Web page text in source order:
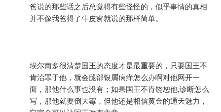
爸说的那些话之后总觉得有些怪怪的，似乎事情的真相
并不像我爸得了牛皮癣就说的那样简单。
埃尔南多很清楚国王的态度才是最重要的，只要国王不
肯治罪于他，就会腿部银屑病痒怎么办啊对他网开一
面，那他什么事也没有；如果国王不肯饶恕他,诊断怎么
写，那他就要倒大霉，但他还是相信黄金的通天魅力，